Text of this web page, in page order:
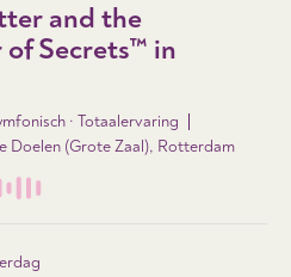
and the
Secrets™ in
· Totaalervaring
Doelen (Grote Zaal), Rotterdam